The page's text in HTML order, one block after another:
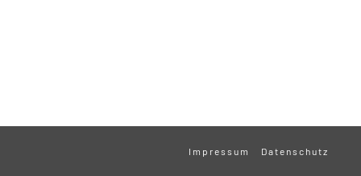
Impressum Datenschutz